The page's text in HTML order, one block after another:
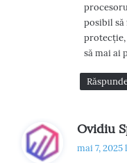
posibil să
protecție,
să mai ai
Ovidiu
mai 7, 2025